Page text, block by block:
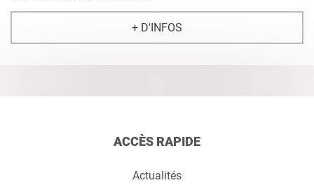
+ D'INFOS
ACCÈS RAPIDE
Actualités